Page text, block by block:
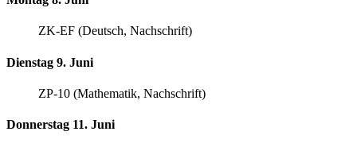
ZK-EF (Deutsch, Nachschrift)
Dienstag 9. Juni
ZP-10 (Mathematik, Nachschrift)
Donnerstag 11. Juni